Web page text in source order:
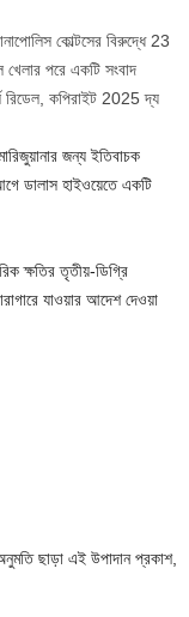
কোল্টসের বিরুদ্ধে 23
পরে একটি সংবাদ
রিডেল, কপিরাইট 2025 দ্য
জন্য ইতিবাচক
ডালাস হাইওয়েতে একটি
ক্ষতির তৃতীয়-ডিগ্রি
যাওয়ার আদেশ দেওয়া
ছাড়া এই উপাদান প্রকাশ,